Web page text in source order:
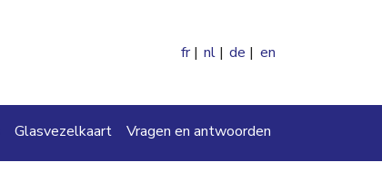
fr nl de en
Glasvezelkaart Vragen en antwoorden